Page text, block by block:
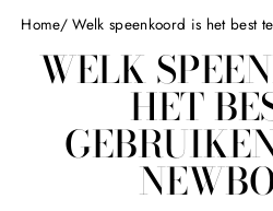
Home/ Welk speenkoord is het best
WELK
HET